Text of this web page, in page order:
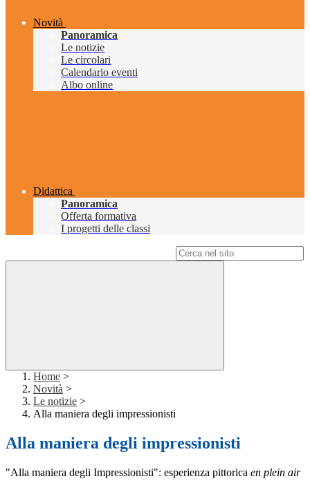
Novità
Panoramica
Le notizie
Le circolari
Calendario eventi
Albo online
Didattica
Panoramica
Offerta formativa
I progetti delle classi
Home >
Novità >
Le notizie >
Alla maniera degli impressionisti
Alla maniera degli impressionisti
"Alla maniera degli Impressionisti": esperienza pittorica en plein air